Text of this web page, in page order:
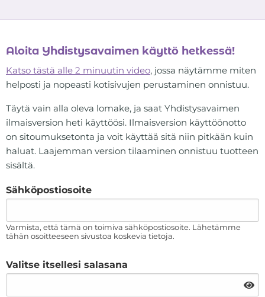
Aloita Yhdistysavaimen käyttö hetkessä!
Katso tästä alle 2 minuutin video, jossa näytämme miten
helposti ja nopeasti kotisivujen perustaminen onnistuu.
Täytä vain alla oleva lomake, ja saat Yhdistysavaimen
ilmaisversion heti käyttöösi. Ilmaisversion käyttöönotto
on sitoumuksetonta ja voit käyttää sitä niin pitkään kuin
haluat. Laajemman version tilaaminen onnistuu tuotteen
sisältä.
Sähköpostiosoite
Varmista, että tämä on toimiva sähköpostiosoite. Lähetämme
tähän osoitteeseen sivustoa koskevia tietoja.
Valitse itsellesi salasana